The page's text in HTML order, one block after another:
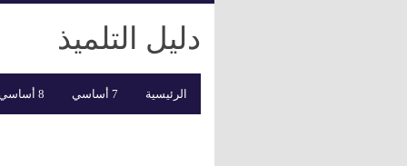
دليل التلميذ
الرئيسية 7 أساسي 8 أساسي